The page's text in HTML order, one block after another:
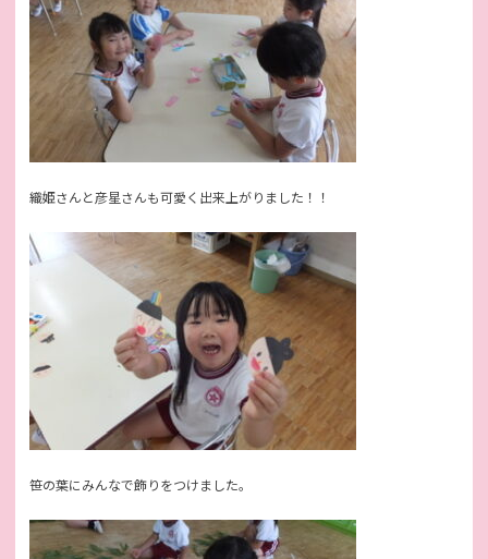
織姫さんと彦星さんも可愛く出来上がりました！！
笹の葉にみんなで飾りをつけました。